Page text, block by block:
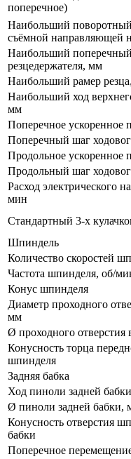
поперечное)
Наибольший поворотный
съёмной направляющей
Наибольший
резцедержателя, мм
Наибольший рамер
Наибольший ход
мм
Поперечное ускоренное
Поперечный шаг
Продольное ускоренное
Продольный шаг
Расход электрического
мин
Стандартный 3-х
Шпиндель
Количество скоростей
Частота шпинделя, об/
Конус шпинделя
Диаметр проходного
мм
Ø проходного
Конусность торца
шпинделя
Задняя бабка
Ход пиноли задней
Ø пиноли задней бабки,
Конусность отверстия
бабки
Поперечное